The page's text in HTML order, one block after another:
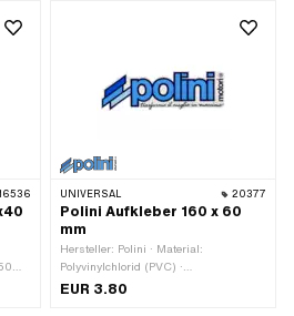
UNIVERSAL 20377
Polini Aufkleber 160 x 60
mm
Hersteller: Polini · Material:
Polyvinylchlorid (PVC) ·
Verwendungsort: Universal ·
EUR 3.80